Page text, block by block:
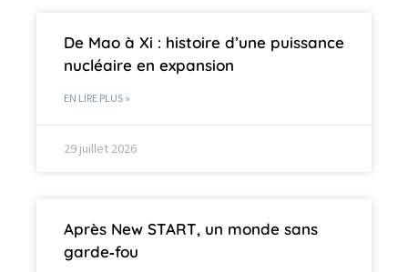
De Mao à Xi : histoire d’une puissance
nucléaire en expansion
EN LIRE PLUS »
29 juillet 2026
Après New START, un monde sans
garde‑fou